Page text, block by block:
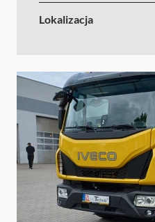
Lokalizacja